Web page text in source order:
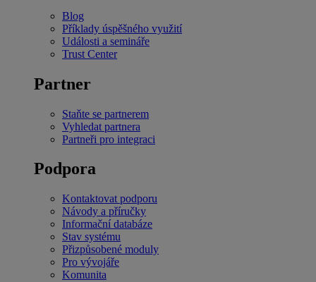
Blog
Příklady úspěšného využití
Události a semináře
Trust Center
Partner
Staňte se partnerem
Vyhledat partnera
Partneři pro integraci
Podpora
Kontaktovat podporu
Návody a příručky
Informační databáze
Stav systému
Přizpůsobené moduly
Pro vývojáře
Komunita